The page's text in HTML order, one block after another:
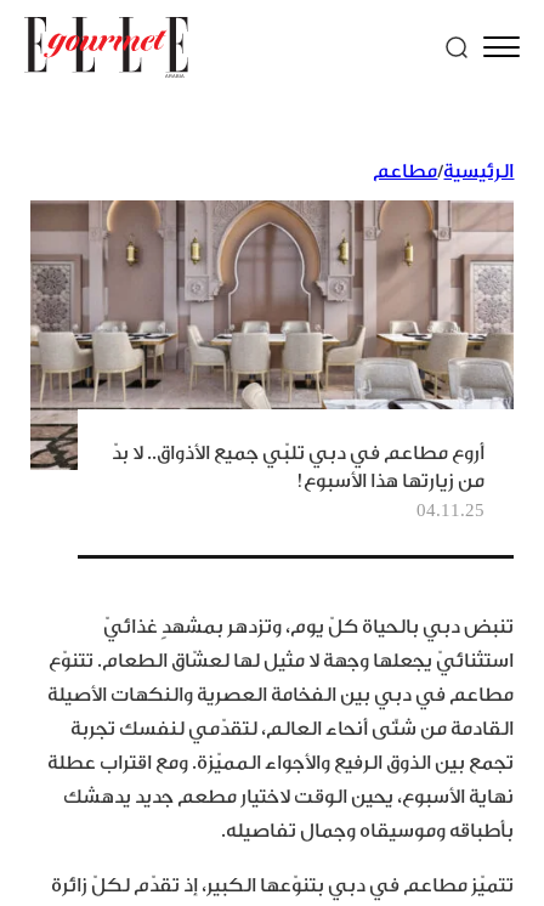
الرئيسية/مطاعم
أروع مطاعم في دبي تلبّي جميع الأذواق.. لا بدّ
من زيارتها هذا الأسبوع!
04.11.25
تنبض دبي بالحياة كلّ يوم، وتزدهر بمشهدٍ غذائيّ
استثنائيّ يجعلها وجهة لا مثيل لها لعشّاق الطعام. تتنوّع
مطاعم في دبي بين الفخامة العصرية والنكهات الأصيلة
القادمة من شتّى أنحاء العالم، لتقدّمي لنفسك تجربة
تجمع بين الذوق الرفيع والأجواء المميّزة. ومع اقتراب عطلة
نهاية الأسبوع، يحين الوقت لاختيار مطعم جديد يدهشك
بأطباقه وموسيقاه وجمال تفاصيله.
تتميّز مطاعم في دبي بتنوّعها الكبير، إذ تقدّم لكلّ زائرة